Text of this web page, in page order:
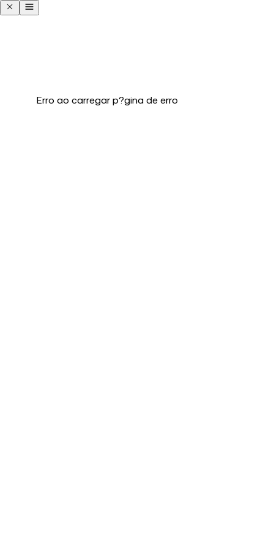
Erro ao carregar p?gina de erro